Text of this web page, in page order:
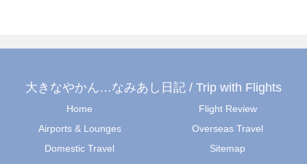
大きなやかん…なみあし日記 / Trip with Flights
Home
Flight Review
Airports & Lounges
Overseas Travel
Domestic Travel
Sitemap